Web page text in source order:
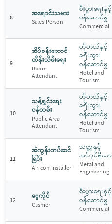
8 အရောင်းသမား
Sales Person
စီးပွားရေးနှင့်
ဝန်ဆောင်မှု
Commercial
9
အိပ်ခန်းဆောင်
ထိန်းသိမ်းရေး
Room
Attendant
ဟိုတယ်နှင့်
ခရီးသွား
ဝန်ဆောင်မှု
Hotel and
Tourism
10
သန့်ရှင်းရေး
ဝန်ထမ်း
Public Area
Attendant
ဟိုတယ်နှင့်
ခရီးသွား
ဝန်ဆောင်မှု
Hotel and
Tourism
11
အဲကွန်းတပ်ဆင်
ခြင်း
Air-con Installer
သတ္တုနှင့်
အင်ဂျင်နီယာ
Metal and
Engineering
12 ငွေကိုင်
Cashier
စီးပွားရေးနှင့်
ဝန်ဆောင်မှု
Commercial